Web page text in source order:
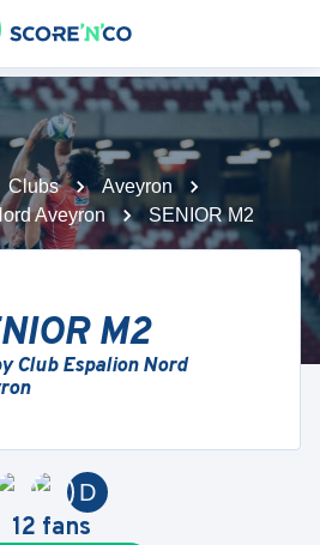
Clubs
Aveyron
Aveyron
SENIOR M2
M2
Club Espalion Nord
D
12 fans